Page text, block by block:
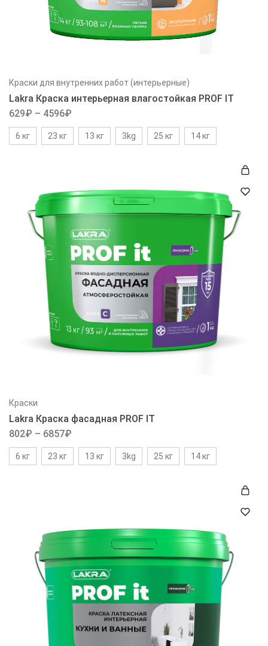
Краски для внутренних работ (интерьерные)
Lakra Краска интерьерная влагостойкая PROF IT
629₽ – 4596₽
6 кг 23 кг 13 кг 3kg 25 кг 14 кг
Краски
Lakra Краска фасадная PROF IT
802₽ – 6857₽
6 кг 23 кг 13 кг 3kg 25 кг 14 кг